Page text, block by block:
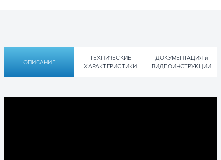
ОПИСАНИЕ
ТЕХНИЧЕСКИЕ
ХАРАКТЕРИСТИКИ
ДОКУМЕНТАЦИЯ и
ВИДЕОИНСТРУКЦИИ